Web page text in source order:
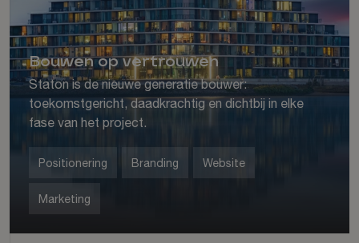
Bouwen op vertrouwen
Staton is de nieuwe generatie bouwer:
toekomstgericht, daadkrachtig en dichtbij in elke
fase van het project.
Positionering Branding Website
Marketing